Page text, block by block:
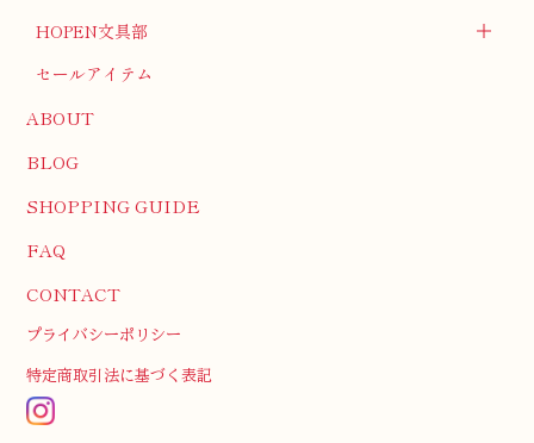
HOPEN文具部
セールアイテム
ABOUT
BLOG
SHOPPING GUIDE
FAQ
CONTACT
プライバシーポリシー
特定商取引法に基づく表記